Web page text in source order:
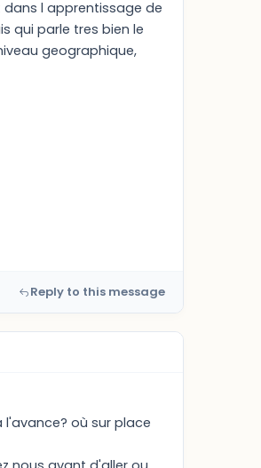
dans l apprentissage de
qui parle tres bien le
geographique,
Reply to this message
où sur place